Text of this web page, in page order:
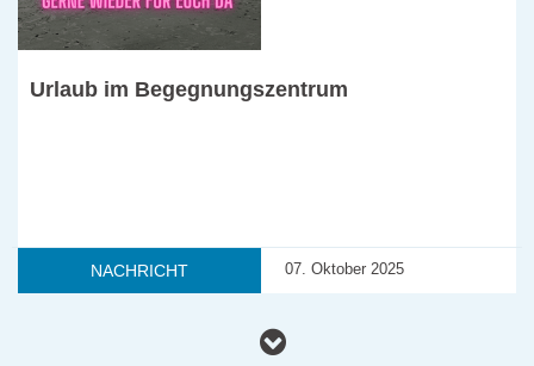
Urlaub im Begegnungszentrum
NACHRICHT 07. Oktober 2025